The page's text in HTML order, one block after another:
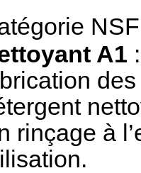
A1
rinçage à